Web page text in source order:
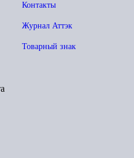
Контакты
Журнал Аттэк
Товарный знак